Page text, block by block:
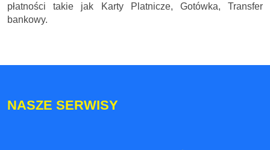
płatności takie jak Karty Platnicze, Gotówka, Transfer
bankowy.
NASZE SERWISY